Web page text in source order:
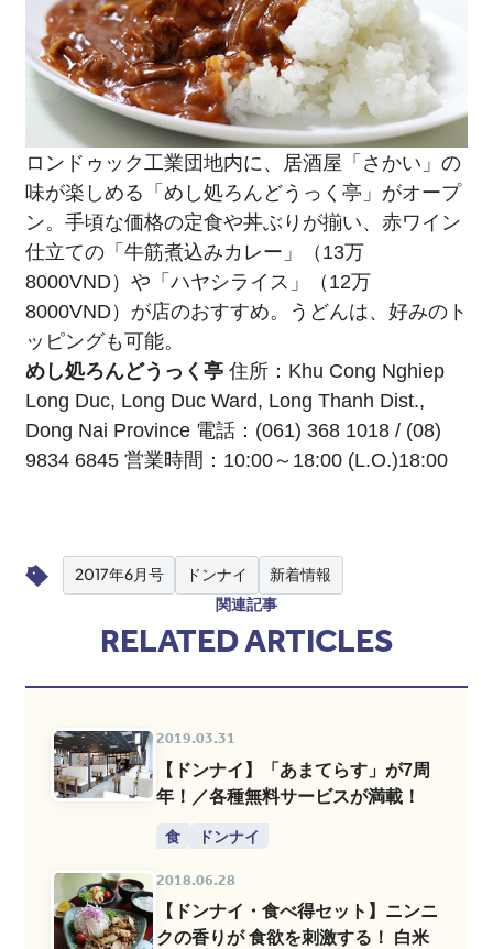
ロンドゥック工業団地内に、居酒屋「さかい」の
味が楽しめる「めし処ろんどうっく亭」がオープ
ン。手頃な価格の定食や丼ぶりが揃い、赤ワイン
仕立ての「牛筋煮込みカレー」（13万
8000VND）や「ハヤシライス」（12万
8000VND）が店のおすすめ。うどんは、好みのト
ッピングも可能。
めし処ろんどうっく亭住所：Khu Cong Nghiep
Long Duc, Long Duc Ward, Long Thanh Dist.,
Dong Nai Province 電話：(061) 368 1018 / (08)
9834 6845 営業時間：10:00～18:00 (L.O.)18:00
2017年6月号 ドンナイ 新着情報
関連記事
RELATED ARTICLES
2019.03.31
【ドンナイ】「あまてらす」が7周
年！／各種無料サービスが満載！
食 ドンナイ
2018.06.28
【ドンナイ・食べ得セット】ニンニ
クの香りが 食欲を刺激する！ 白米